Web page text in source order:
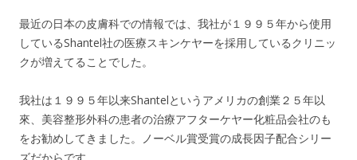
最近の日本の皮膚科での情報では、我社が１９９５年から使用
しているShantel社の医療スキンケヤーを採用しているクリニッ
クが増えてることでした。
我社は１９９５年以来Shantelというアメリカの創業２５年以
來、美容整形外科の患者の治療アフターケヤー化粧品会社のも
をお勧めしてきました。ノーベル賞受賞の成長因子配合シリー